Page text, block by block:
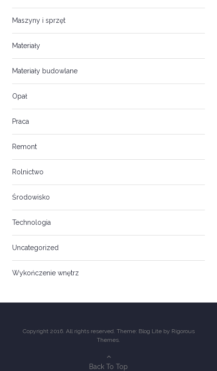
Maszyny i sprzęt
Materiały
Materiały budowlane
Opał
Praca
Remont
Rolnictwo
Środowisko
Technologia
Uncategorized
Wykończenie wnętrz
Copyright 2016. All rights reserved. Theme: Blog Lite by Rigorous
Themes.
Back To Top